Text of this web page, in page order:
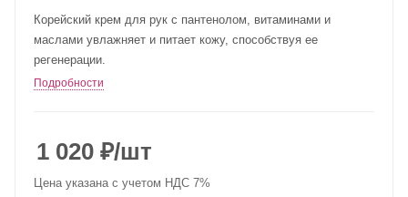
Корейский крем для рук с пантенолом, витаминами и
маслами увлажняет и питает кожу, способствуя ее
регенерации.
Подробности
1 020 ₽/шт
Цена указана с учетом НДС 7%